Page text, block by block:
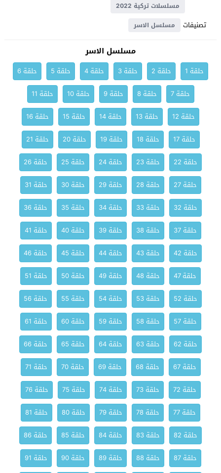
مسلسلات تركية 2022
تصنيفات مسلسل الاسر
مسلسل الاسر
حلقة 1 حلقة 2 حلقة 3 حلقة 4 حلقة 5
حلقة 6
حلقة 7
حلقة 8 حلقة 9 حلقة 10
حلقة 11
حلقة 12
حلقة 13 حلقة 14 حلقة 15
حلقة 16
حلقة 17
حلقة 18 حلقة 19 حلقة 20
حلقة 21
حلقة 22
حلقة 23 حلقة 24 حلقة 25
حلقة 26
حلقة 27
حلقة 28 حلقة 29 حلقة 30
حلقة 31
حلقة 32
حلقة 33 حلقة 34 حلقة 35
حلقة 36
حلقة 37
حلقة 38 حلقة 39 حلقة 40
حلقة 41
حلقة 42
حلقة 43 حلقة 44 حلقة 45
حلقة 46
حلقة 47
حلقة 48 حلقة 49 حلقة 50
حلقة 51
حلقة 52
حلقة 53 حلقة 54 حلقة 55
حلقة 56
حلقة 57
حلقة 58 حلقة 59 حلقة 60
حلقة 61
حلقة 62
حلقة 63 حلقة 64 حلقة 65
حلقة 66
حلقة 67
حلقة 68 حلقة 69 حلقة 70
حلقة 71
حلقة 72
حلقة 73 حلقة 74 حلقة 75
حلقة 76
حلقة 77
حلقة 78 حلقة 79 حلقة 80
حلقة 81
حلقة 82
حلقة 83 حلقة 84 حلقة 85
حلقة 86
حلقة 87
حلقة 88 حلقة 89 حلقة 90
حلقة 91